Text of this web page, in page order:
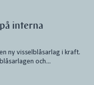
interna
ny visselblåsarlag i kraft.
och…